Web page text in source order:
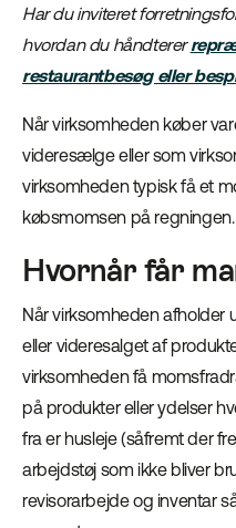
Har du inviteret
hvordan du håndterer
restaurantbesøg eller
Når virksomheden køber
videresælge eller som
virksomheden typisk få et
købsmomsen på regningen.
Hvornår får
Når virksomheden afholder
eller videresalget af
virksomheden få
på produkter eller ydelser
fra er husleje (såfremt der
arbejdstøj som ikke bliver
revisorarbejde og inventar